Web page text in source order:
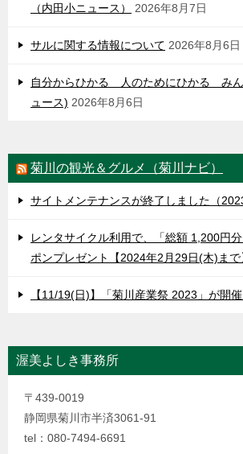
（内田小ニュース）
2026年8月7日
サルに関する情報について 2026年8月6日
自分からひかる 人のためにひかる みん
ュース) 2026年8月6日
菊川の観光＆グルメ（菊川ナビ）
サイトメンテナンスが終了しました（
レンタサイクル利用で、「総額 1,200円
ポンプレゼント【2024年2月29日(木)まで
【11/19(日)】「菊川産業祭 2023」が開催
渥美よしき事務所
〒439-0019
静岡県菊川市半済3061-91
tel：080-7494-6691